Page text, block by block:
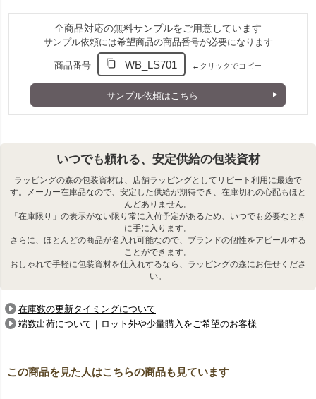
商品の前面にオーガンジー生地、背面に不織布生地を使用
した巾着袋です。
オーガンジーの美しい風合いはそのままに、背面に不織布
を使用することでリーズナブルな価格を実現しました。
全商品対応の無料サンプルをご用意しています
サンプル依頼には希望商品の商品番号が必要になります
商品番号 WB_LS701 ←クリックでコピー
サンプル依頼はこちら
いつでも頼れる、安定供給の包装資材
ラッピングの森の包装資材は、店舗ラッピングとしてリピート利用に最適で
す。メーカー在庫品なので、安定した供給が期待でき、在庫切れの心配もほと
んどありません。
「在庫限り」の表示がない限り常に入荷予定があるため、いつでも必要なとき
に手に入ります。
さらに、ほとんどの商品が名入れ可能なので、ブランドの個性をアピールする
ことができます。
おしゃれで手軽に包装資材を仕入れするなら、ラッピングの森にお任せくださ
い。
在庫数の更新タイミングについて
端数出荷について｜ロット外や少量購入をご希望のお客様
この商品を見た人はこちらの商品も見ています